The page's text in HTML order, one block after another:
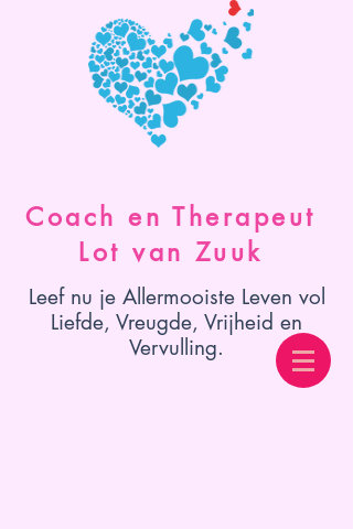
Coach en Therapeut
Lot van Zuuk
Leef nu je Allermooiste Leven vol
Liefde, Vreugde, Vrijheid en
Vervulling.